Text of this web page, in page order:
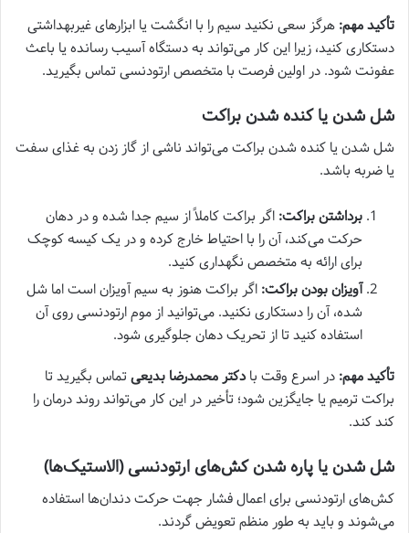
تأکید مهم: هرگز سعی نکنید سیم را با انگشت یا ابزارهای غیربهداشتی
دستکاری کنید، زیرا این کار می‌تواند به دستگاه آسیب رسانده یا باعث
عفونت شود. در اولین فرصت با متخصص ارتودنسی تماس بگیرید.
شل شدن یا کنده شدن براکت
شل شدن یا کنده شدن براکت می‌تواند ناشی از گاز زدن به غذای سفت
یا ضربه باشد.
برداشتن براکت: اگر براکت کاملاً از سیم جدا شده و در دهان
حرکت می‌کند، آن را با احتیاط خارج کرده و در یک کیسه کوچک
برای ارائه به متخصص نگهداری کنید.
آویزان بودن براکت: اگر براکت هنوز به سیم آویزان است اما شل
شده، آن را دستکاری نکنید. می‌توانید از موم ارتودنسی روی آن
استفاده کنید تا از تحریک دهان جلوگیری شود.
تأکید مهم: در اسرع وقت بادکتر محمدرضا بدیعی تماس بگیرید تا
براکت ترمیم یا جایگزین شود؛ تأخیر در این کار می‌تواند روند درمان را
کند کند.
شل شدن یا پاره شدن کش‌های ارتودنسی (الاستیک‌ها)
کش‌های ارتودنسی برای اعمال فشار جهت حرکت دندان‌ها استفاده
می‌شوند و باید به طور منظم تعویض گردند.